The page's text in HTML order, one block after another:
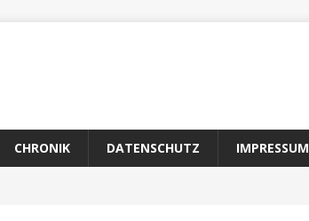
CHRONIK DATENSCHUTZ IMPRESSUM